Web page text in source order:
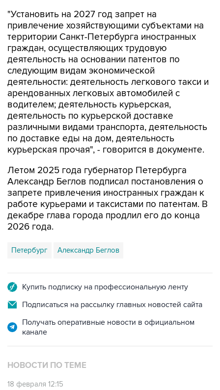
"Установить на 2027 год запрет на
привлечение хозяйствующими субъектами на
территории Санкт-Петербурга иностранных
граждан, осуществляющих трудовую
деятельность на основании патентов по
следующим видам экономической
деятельности: деятельность легкового такси и
арендованных легковых автомобилей с
водителем; деятельность курьерская,
деятельность по курьерской доставке
различными видами транспорта, деятельность
по доставке еды на дом, деятельность
курьерская прочая", - говорится в документе.
Летом 2025 года губернатор Петербурга
Александр Беглов подписал постановления о
запрете привлечения иностранных граждан к
работе курьерами и таксистами по патентам. В
декабре глава города продлил его до конца
2026 года.
Петербург Александр Беглов
Купить подписку на профессиональную ленту
Подписаться на рассылку главных новостей сайта
Получать оперативные новости в официальном
канале
НОВОСТИ ПО ТЕМЕ
18 февраля 12:15